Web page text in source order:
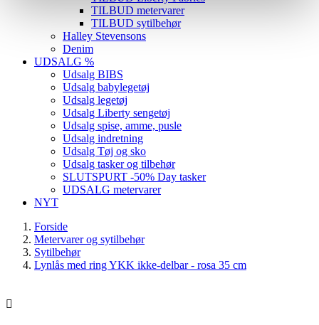
TILBUD metervarer
TILBUD sytilbehør
Halley Stevensons
Denim
UDSALG %
Udsalg BIBS
Udsalg babylegetøj
Udsalg legetøj
Udsalg Liberty sengetøj
Udsalg spise, amme, pusle
Udsalg indretning
Udsalg Tøj og sko
Udsalg tasker og tilbehør
SLUTSPURT -50% Day tasker
UDSALG metervarer
NYT
Forside
Metervarer og sytilbehør
Sytilbehør
Lynlås med ring YKK ikke-delbar - rosa 35 cm
